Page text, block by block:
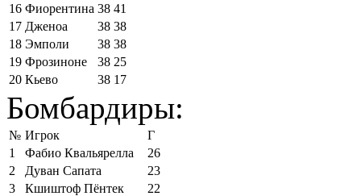
16 Фиорентина 38 41
17 Дженоа 38 38
18 Эмполи 38 38
19 Фрозиноне 38 25
20 Кьево 38 17
Бомбардиры:
№ Игрок
Г
1
Фабио Квальярелла
26
2
Дуван Сапата
23
3
Кшиштоф Пёнтек
22